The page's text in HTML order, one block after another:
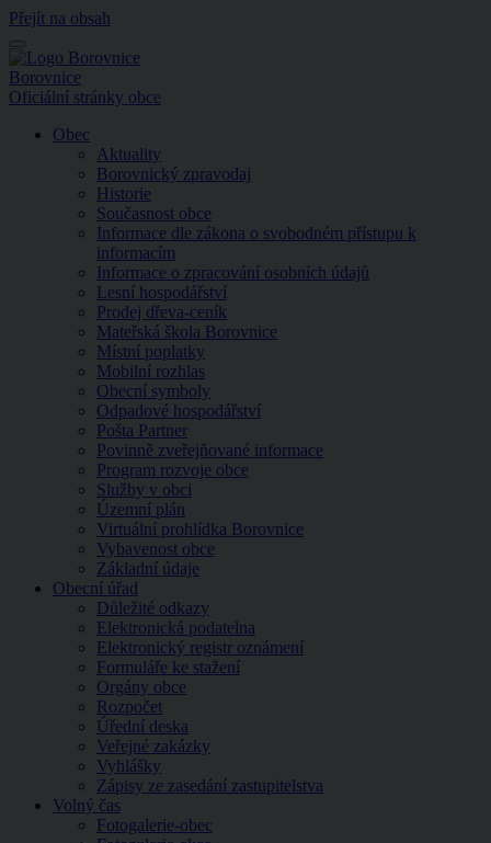
Přejít na obsah
Menu
Borovnice
Oficiální stránky obce
Obec
Aktuality
Borovnický zpravodaj
Historie
Současnost obce
Informace dle zákona o svobodném přístupu k
informacím
Informace o zpracování osobních údajů
Lesní hospodářství
Prodej dřeva-ceník
Mateřská škola Borovnice
Místní poplatky
Mobilní rozhlas
Obecní symboly
Odpadové hospodářství
Pošta Partner
Povinně zveřejňované informace
Program rozvoje obce
Služby v obci
Územní plán
Virtuální prohlídka Borovnice
Vybavenost obce
Základní údaje
Obecní úřad
Důležité odkazy
Elektronická podatelna
Elektronický registr oznámení
Formuláře ke stažení
Orgány obce
Rozpočet
Úřední deska
Veřejné zakázky
Vyhlášky
Zápisy ze zasedání zastupitelstva
Volný čas
Fotogalerie-obec